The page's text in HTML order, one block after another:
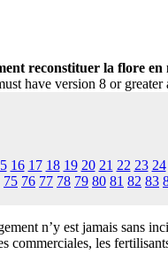
reconstituer la flore en
have version 8 or
16 17 18 19 20 21 22 23 24
75 76 77 78 79 80 81 82 83
n’y est jamais sans
commerciales, les